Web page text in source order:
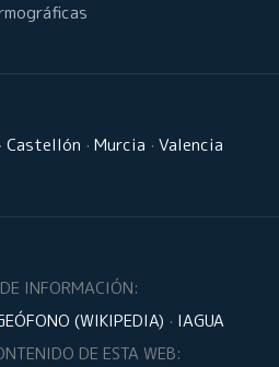
· Castellón · Murcia · Valencia
INFORMACIÓN:
(WIKIPEDIA) · IAGUA
DE ESTA WEB: